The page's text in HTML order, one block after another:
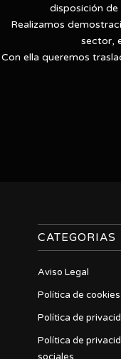
disposición
Realizamos
sector,
Con ella queremos
CATEGORIAS
Aviso Legal
Política de cookies
Política de
Política de